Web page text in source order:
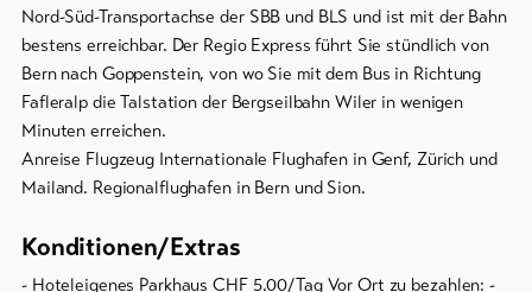
Nord-Süd-Transportachse der SBB und BLS und ist mit der Bahn
bestens erreichbar. Der Regio Express führt Sie stündlich von
Bern nach Goppenstein, von wo Sie mit dem Bus in Richtung
Fafleralp die Talstation der Bergseilbahn Wiler in wenigen
Minuten erreichen.
Anreise Flugzeug Internationale Flughafen in Genf, Zürich und
Mailand. Regionalflughafen in Bern und Sion.
Konditionen/Extras
- Hoteleigenes Parkhaus CHF 5.00/Tag Vor Ort zu bezahlen: -